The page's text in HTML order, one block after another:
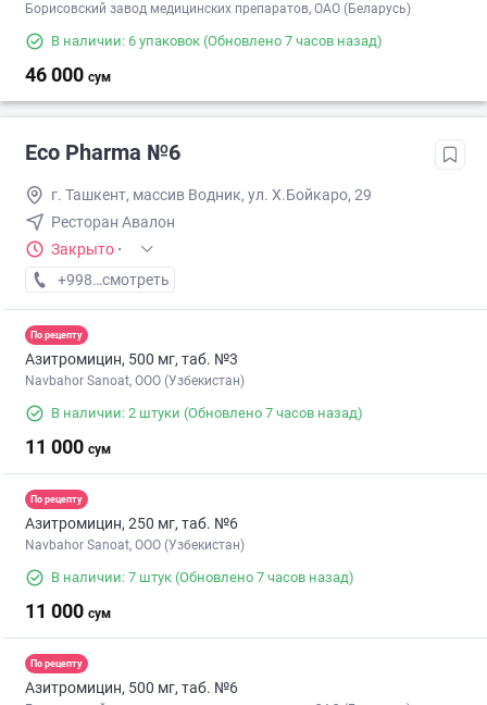
Борисовский завод медицинских препаратов, ОАО (Беларусь)
В наличии: 6 упаковок (Обновлено 7 часов назад)
46 000 сум
Eco Pharma №6
г. Ташкент, массив Водник, ул. Х.Бойкаро, 29
Ресторан Авалон
Закрыто ·
+998 (55) XXX-XX-XX
смотреть
По рецепту
Азитромицин, 500 мг, таб. №3
Navbahor Sanoat, ООО (Узбекистан)
В наличии: 2 штуки (Обновлено 7 часов назад)
11 000 сум
По рецепту
Азитромицин, 250 мг, таб. №6
Navbahor Sanoat, ООО (Узбекистан)
В наличии: 7 штук (Обновлено 7 часов назад)
11 000 сум
По рецепту
Азитромицин, 500 мг, таб. №6